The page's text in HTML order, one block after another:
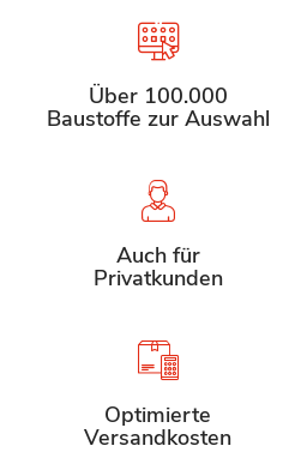
Über 100.000
Baustoffe zur Auswahl
Auch für
Privatkunden
Optimierte
Versandkosten